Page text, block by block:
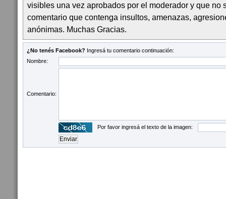
visibles una vez aprobados por el moderador y que no
comentario que contenga insultos, amenazas,
anónimas. Muchas Gracias.
¿No tenés Facebook? Ingresá tu comentario continuación:
Nombre:
Comentario:
Por favor ingresá el texto de la imagen: